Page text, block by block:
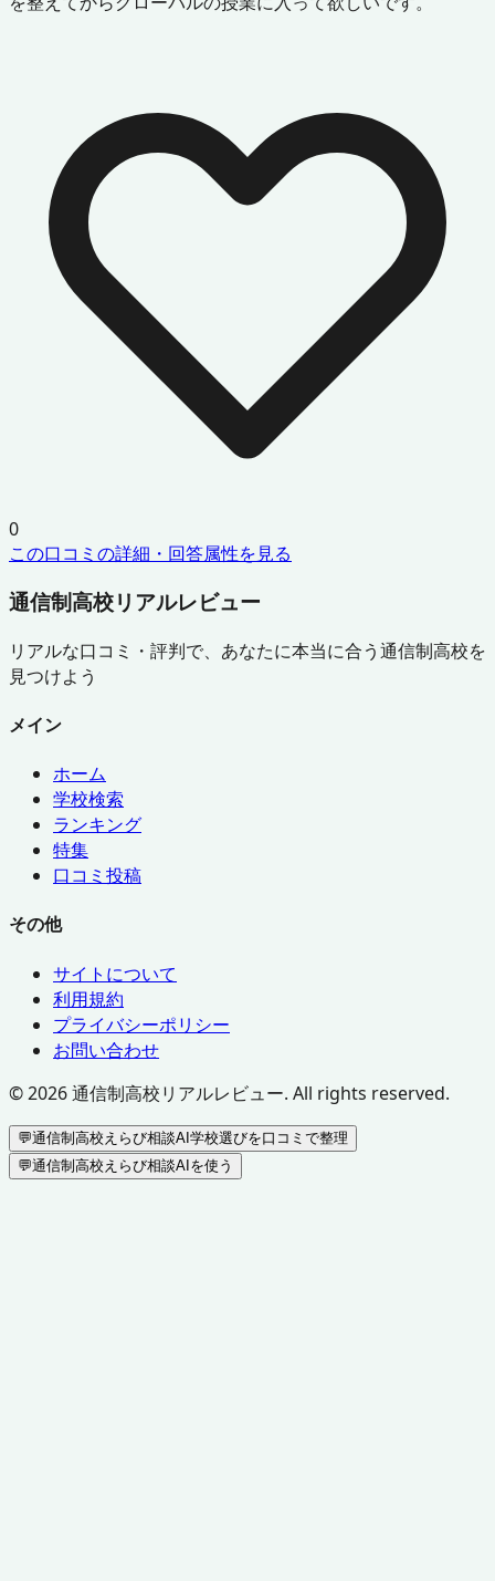
0
この口コミの詳細・回答属性を見る
通信制高校リアルレビュー
リアルな口コミ・評判で、あなたに本当に合う通信制高校を
見つけよう
メイン
ホーム
学校検索
ランキング
特集
口コミ投稿
その他
サイトについて
利用規約
プライバシーポリシー
お問い合わせ
©2026通信制高校リアルレビュー. All rights reserved.
💬通信制高校えらび相談AI学校選びを口コミで整理
💬通信制高校えらび相談AIを使う